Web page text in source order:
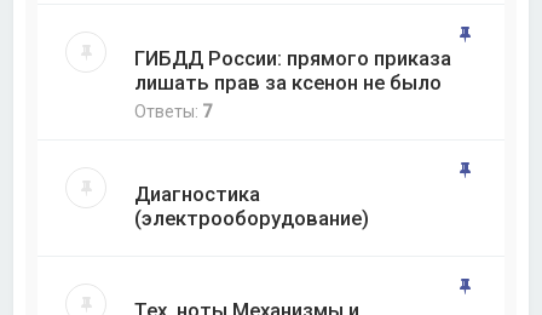
ГИБДД России: прямого приказа
лишать прав за ксенон не было
Ответы: 7
Диагностика
(электрооборудование)